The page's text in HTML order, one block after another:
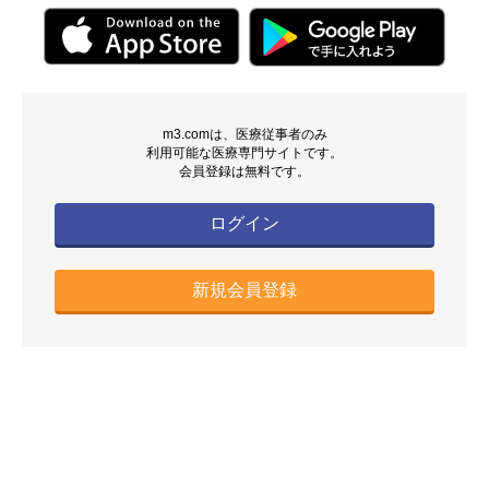
m3.comは、医療従事者のみ
利用可能な医療専門サイトです。
会員登録は無料です。
ログイン
新規会員登録